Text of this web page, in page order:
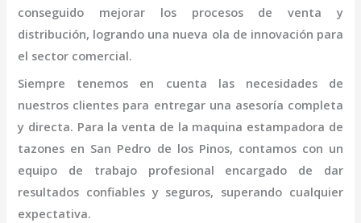
conseguido mejorar los procesos de venta y
distribución, logrando una nueva ola de innovación para
el sector comercial.
Siempre tenemos en cuenta las necesidades de
nuestros clientes para entregar una asesoría completa
y directa. Para la venta de la maquina estampadora de
tazones en San Pedro de los Pinos, contamos con un
equipo de trabajo profesional encargado de dar
resultados confiables y seguros, superando cualquier
expectativa.